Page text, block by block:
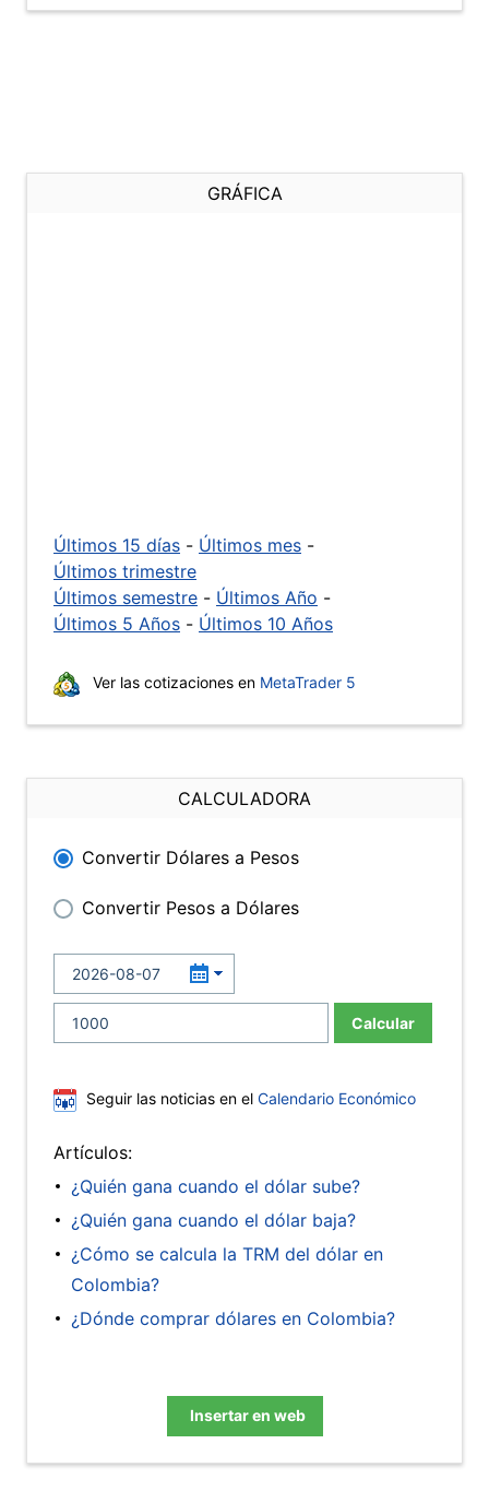
GRÁFICA
Últimos 15 días - Últimos mes -
Últimos trimestre
Últimos semestre - Últimos Año -
Últimos 5 Años - Últimos 10 Años
Ver las cotizaciones en MetaTrader 5
CALCULADORA
Convertir Dólares a Pesos
Convertir Pesos a Dólares
Calcular
Seguir las noticias en el Calendario Económico
Artículos:
¿Quién gana cuando el dólar sube?
¿Quién gana cuando el dólar baja?
¿Cómo se calcula la TRM del dólar en
Colombia?
¿Dónde comprar dólares en Colombia?
Insertar en web